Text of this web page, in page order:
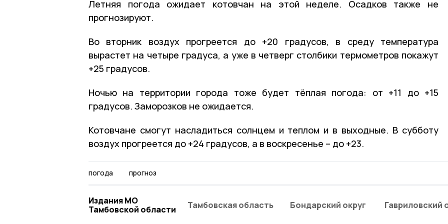
Летняя погода ожидает котовчан на этой неделе. Осадков также не
прогнозируют.
Во вторник воздух прогреется до +20 градусов, в среду температура
вырастет на четыре градуса, а уже в четверг столбики термометров покажут
+25 градусов.
Ночью на территории города тоже будет тёплая погода: от +11 до +15
градусов. Заморозков не ожидается.
Котовчане смогут насладиться солнцем и теплом и в выходные. В субботу
воздух прогреется до +24 градусов, а в воскресенье – до +23.
погода прогноз
Издания МО
Тамбовской области
Тамбовская область Бондарский округ Гавриловский